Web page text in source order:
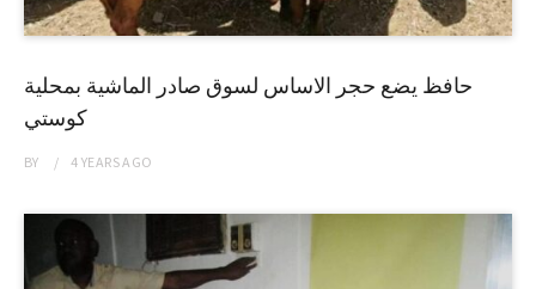
حافظ يضع حجر الاساس لسوق صادر الماشية بمحلية
كوستي
BY 4 YEARSAGO